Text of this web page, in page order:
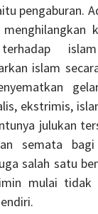
pengaburan.
islam
ekstrimis,
julukan
semata
salah satu
mulai tidak